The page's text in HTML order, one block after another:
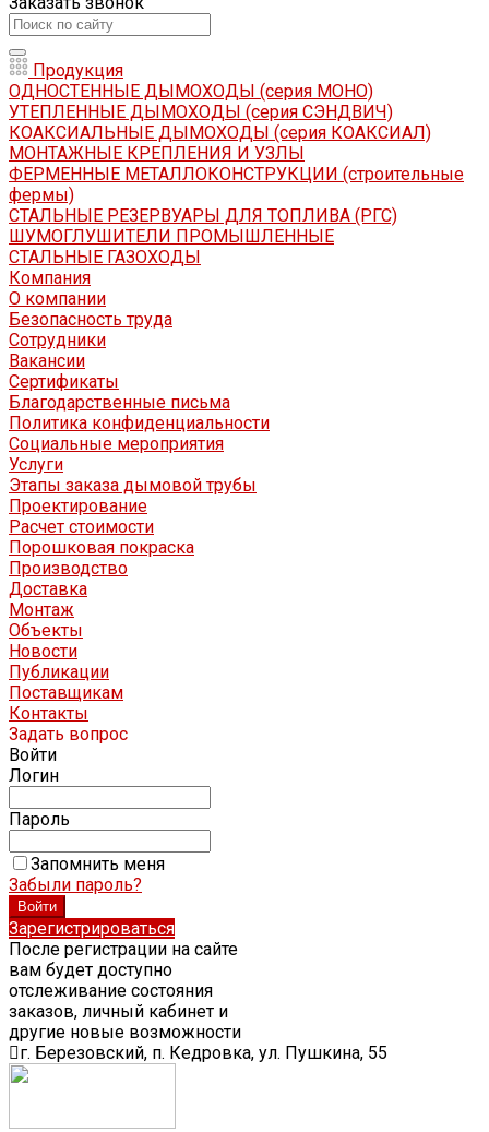
Продукция
ОДНОСТЕННЫЕ ДЫМОХОДЫ (серия МОНО)
УТЕПЛЕННЫЕ ДЫМОХОДЫ (серия СЭНДВИЧ)
КОАКСИАЛЬНЫЕ ДЫМОХОДЫ (серия КОАКСИАЛ)
МОНТАЖНЫЕ КРЕПЛЕНИЯ И УЗЛЫ
ФЕРМЕННЫЕ МЕТАЛЛОКОНСТРУКЦИИ (строительные
фермы)
СТАЛЬНЫЕ РЕЗЕРВУАРЫ ДЛЯ ТОПЛИВА (РГС)
ШУМОГЛУШИТЕЛИ ПРОМЫШЛЕННЫЕ
СТАЛЬНЫЕ ГАЗОХОДЫ
Компания
О компании
Безопасность труда
Сотрудники
Вакансии
Сертификаты
Благодарственные письма
Политика конфиденциальности
Социальные мероприятия
Услуги
Этапы заказа дымовой трубы
Проектирование
Расчет стоимости
Порошковая покраска
Производство
Доставка
Монтаж
Объекты
Новости
Публикации
Поставщикам
Контакты
Задать вопрос
Войти
Логин
Пароль
Запомнить меня
Забыли пароль?
Зарегистрироваться
После регистрации на сайте
вам будет доступно
отслеживание состояния
заказов, личный кабинет и
другие новые возможности
г. Березовский, п. Кедровка, ул. Пушкина, 55